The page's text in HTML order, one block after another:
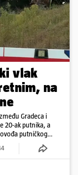
vlak
na
Gradeca i
20-ak putnika, a
putničkog